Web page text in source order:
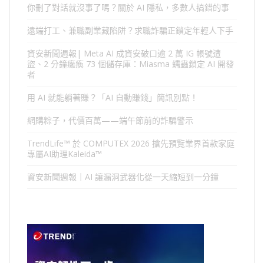
你刪了對話就沒事了嗎？關於 AI 隱私，多數人搞錯的事
遠端打工、兼職副業藏陷阱？求職詐騙正鎖定年輕人下手
資安新聞週報| Meta AI 成資安破口逾 2 萬 IG 帳號遭
盜、2 分鐘癱瘓 73 個儲存庫：Miasma 蠕蟲鎖定 AI 開發
者
用 AI 就能躺著賺？「AI 自動賺錢」簡訊別點！
網購粽子，代價百萬——端午節前的詐騙警示
TrendLife™ 於 COMPUTEX 2026 搶先預覽業界首款家庭
專屬AI助理Kaleida™
資安新聞週報｜AI 讓漏洞武器化從一天縮短到一分鐘